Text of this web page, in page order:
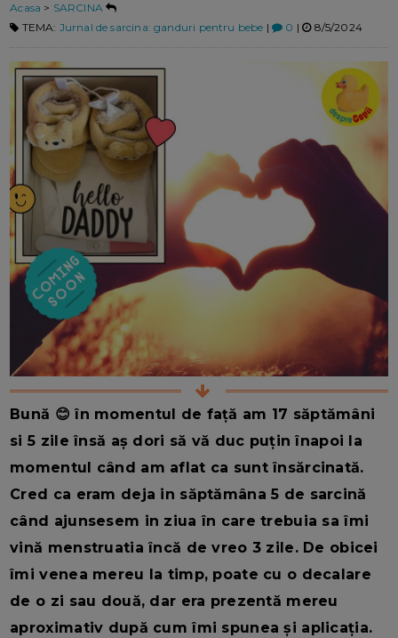
Acasa > SARCINA
TEMA: Jurnal de sarcina: ganduri pentru bebe | 0 | 8/5/2024
Bună 😊 în momentul de față am 17 săptămâni
si 5 zile însă aș dori să vă duc puțin înapoi la
momentul când am aflat ca sunt însărcinată.
Cred ca eram deja in săptămâna 5 de sarcină
când ajunsesem in ziua în care trebuia sa îmi
vină menstruatia încă de vreo 3 zile. De obicei
îmi venea mereu la timp, poate cu o decalare
de o zi sau două, dar era prezentă mereu
aproximativ după cum îmi spunea și aplicația.